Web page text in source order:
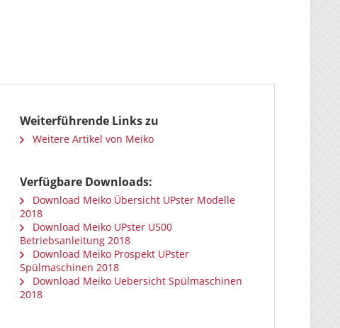
Weiterführende Links zu
Weitere Artikel von Meiko
Verfügbare Downloads:
Download Meiko Übersicht UPster Modelle
2018
Download Meiko UPster U500
Betriebsanleitung 2018
Download Meiko Prospekt UPster
Spülmaschinen 2018
Download Meiko Uebersicht Spülmaschinen
2018